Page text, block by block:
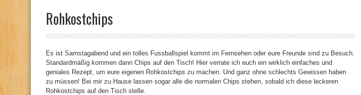
Rohkostchips
Es ist Samstagabend und ein tolles Fussballspiel kommt im Fernsehen oder eure Freunde sind zu Besuch.
Standardmäßig kommen dann Chips auf den Tisch! Hier verrate ich euch ein wirklich einfaches und
geniales Rezept, um eure eigenen Rohkostchips zu machen. Und ganz ohne schlechts Gewissen haben
zu müssen! Bei mir zu Hause lassen sogar alle die normalen Chips stehen, sobald ich diese leckeren
Rohkostchips auf den Tisch stelle.